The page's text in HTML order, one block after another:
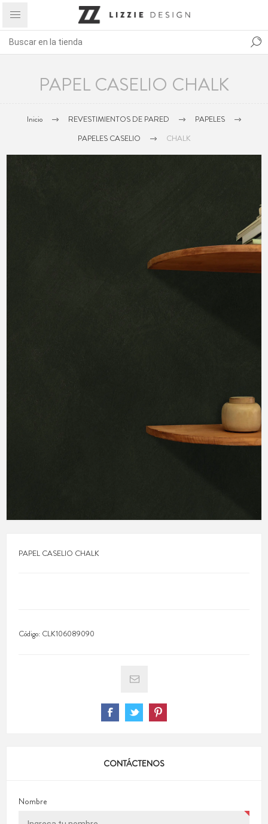
PAPEL CASELIO CHALK
Inicio REVESTIMIENTOS DE PARED
PAPELES
PAPELES CASELIO
CHALK
PAPEL CASELIO CHALK
Código: CLK106089090
CONTÁCTENOS
Nombre